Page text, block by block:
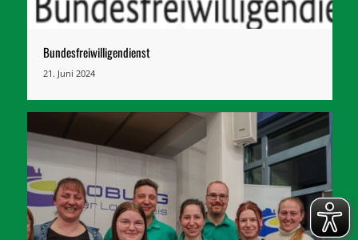
Bundesfreiwilligendienst
21. Juni 2024